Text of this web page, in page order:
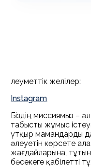
Әлеуметтік желілер:
Instagram
Біздің миссиямыз –
табысты жұмыс істеуге
ұтқыр мамандарды
әлеуетін көрсете
жағдайларына,
бәсекеге қабілетті